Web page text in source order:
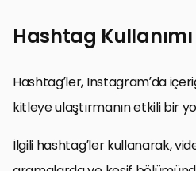
Hashtag Kullanımı
Hashtag’ler, Instagram’da
kitleye ulaştırmanın etkili bir
İlgili hashtag’ler kullanarak,